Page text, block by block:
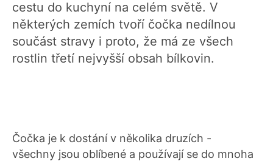
cestu do kuchyní na celém světě. V
některých zemích tvoří čočka nedílnou
součást stravy i proto, že má ze všech
rostlin třetí nejvyšší obsah bílkovin.
Čočka je k dostání v několika druzích -
všechny jsou oblíbené a používají se do mnoha